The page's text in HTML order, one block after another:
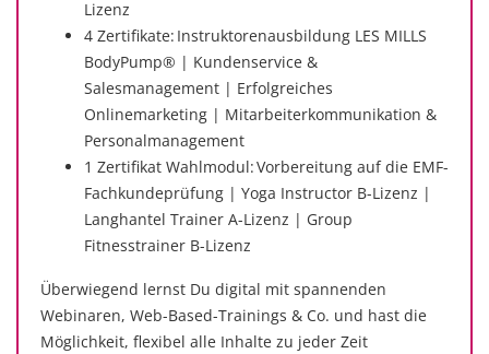
Lizenz
4 Zertifikate: Instruktorenausbildung LES MILLS
BodyPump® | Kundenservice &
Salesmanagement | Erfolgreiches
Onlinemarketing | Mitarbeiterkommunikation &
Personalmanagement
1 Zertifikat Wahlmodul: Vorbereitung auf die EMF-
Fachkundeprüfung | Yoga Instructor B-Lizenz |
Langhantel Trainer A-Lizenz | Group
Fitnesstrainer B-Lizenz
Überwiegend lernst Du digital mit spannenden
Webinaren, Web-Based-Trainings & Co. und hast die
Möglichkeit, flexibel alle Inhalte zu jeder Zeit